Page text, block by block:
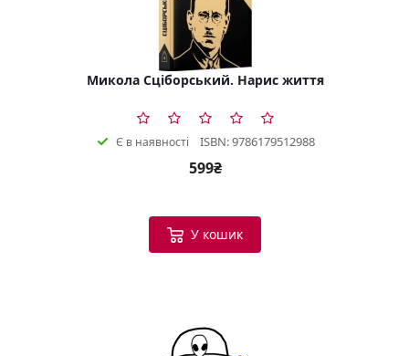
Микола Сціборський. Нарис життя
Є в наявності ISBN: 9786179512988
599₴
У кошик